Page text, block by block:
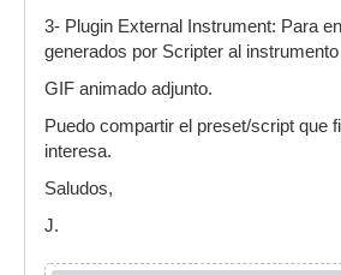
3- Plugin External Instrument: Para
generados por Scripter al
GIF animado adjunto.
Puedo compartir el preset/script que
interesa.
Saludos,
J.